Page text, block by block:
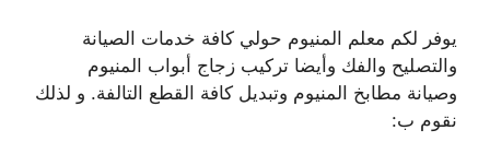
يوفر لكم معلم المنيوم حولي كافة خدمات الصيانة
والتصليح والفك وأيضا تركيب زجاج أبواب المنيوم
وصيانة مطابخ المنيوم وتبديل كافة القطع التالفة. و لذلك
نقوم ب: